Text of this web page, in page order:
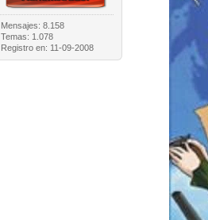
Mensajes: 8.158
Temas: 1.078
Registro en: 11-09-2008